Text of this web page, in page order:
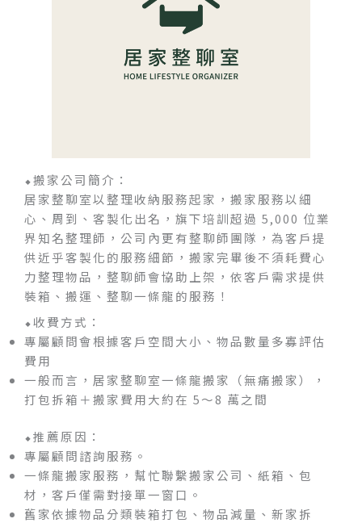
⬥搬家公司簡介：
居家整聊室以整理收納服務起家，搬家服務以細
心、周到、客製化出名，旗下培訓超過 5,000 位業
界知名整理師，公司內更有整聊師團隊，為客戶提
供近乎客製化的服務細節，搬家完畢後不須耗費心
力整理物品，整聊師會協助上架，依客戶需求提供
裝箱、搬運、整聊一條龍的服務！
⬥收費方式：
專屬顧問會根據客戶空間大小、物品數量多寡評估
費用
一般而言，居家整聊室一條龍搬家（無痛搬家），
打包拆箱＋搬家費用大約在 5～8 萬之間
⬥推薦原因：
專屬顧問諮詢服務。
一條龍搬家服務，幫忙聯繫搬家公司、紙箱、包
材，客戶僅需對接單一窗口。
舊家依據物品分類裝箱打包、物品減量、新家拆